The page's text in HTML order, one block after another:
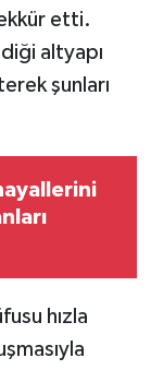
etti.
altyapı
şunları
hızla